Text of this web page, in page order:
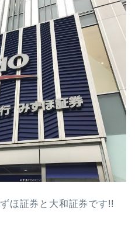
ほ証券と大和証券です!!